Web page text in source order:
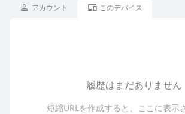
public
開始日時
person アカウント devices このデバイス
履歴はまだありません
短縮URLを作成すると、ここに表示